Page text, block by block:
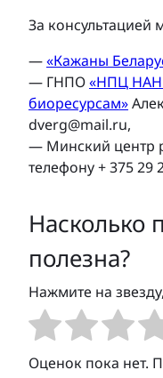
За консультацией
—«Кажаны
— ГНПО«НПЦ НАН
биоресурсам»
dverg@mail.ru,
— Минский центр
телефону + 375 29
Насколько
полезна?
Нажмите на
Оценок пока нет.